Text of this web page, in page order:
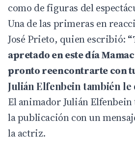
como de figuras del
Una de las primeras en
José Prieto, quien escribió:
apretado en este día
pronto reencontrarte con
Julián Elfenbein también le
El animador Julián
la publicación con un
la actriz.